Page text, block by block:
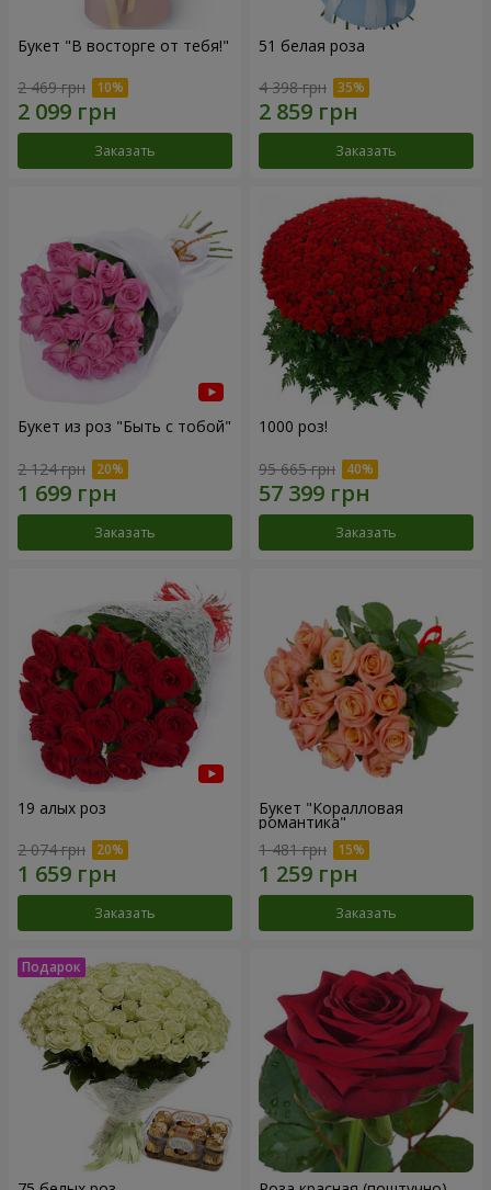
Букет "В восторге от тебя!"
2 469 грн
Заказать
51 белая роза
4 398 грн
Заказать
Букет из роз "Быть с тобой"
2 124 грн
Заказать
1000 роз!
95 665 грн
Заказать
19 алых роз
2 074 грн
Заказать
Букет "Коралловая
романтика"
1 481 грн
Заказать